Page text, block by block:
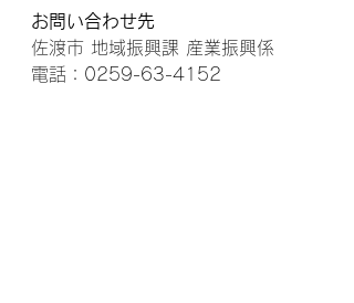
お問い合わせ先
佐渡市 地域振興課 産業振興係
電話：0259-63-4152